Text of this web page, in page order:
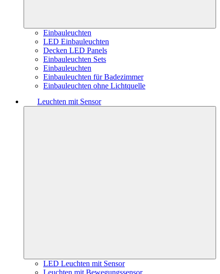
Einbauleuchten
LED Einbauleuchten
Decken LED Panels
Einbauleuchten Sets
Einbauleuchten
Einbauleuchten für Badezimmer
Einbauleuchten ohne Lichtquelle
Leuchten mit Sensor
LED Leuchten mit Sensor
Leuchten mit Bewegungssensor